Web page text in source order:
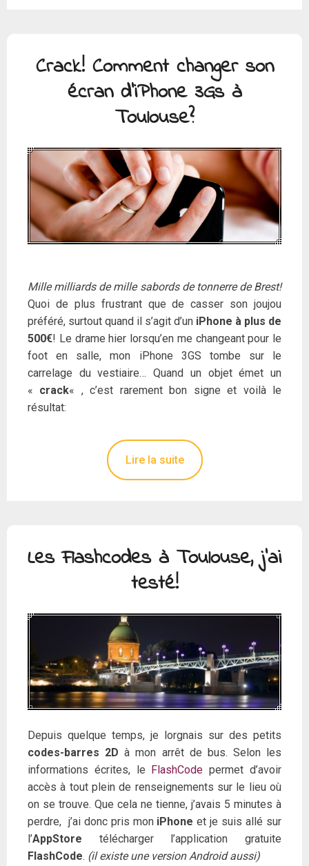
Crack! Comment changer son
écran d’iPhone 3Gs à
Toulouse?
Mille milliards de mille sabords de tonnerre de Brest!
Quoi de plus frustrant que de casser son joujou
préféré, surtout quand il s’agit d’un iPhone à plus de
500€! Le drame hier lorsqu’en me changeant pour le
foot en salle, mon iPhone 3GS tombe sur le
carrelage du vestiaire… Quand un objet émet un
« crack« , c’est rarement bon signe et voilà le
résultat:
Lire la suite
Les Flashcodes à Toulouse, j’ai
testé!
Depuis quelque temps, je lorgnais sur des petits
codes-barres 2D à mon arrêt de bus. Selon les
informations écrites, le FlashCode permet d’avoir
accès à tout plein de renseignements sur le lieu où
on se trouve. Que cela ne tienne, j’avais 5 minutes à
perdre, j’ai donc pris mon iPhoneet je suis allé sur
l’AppStore télécharger l’application gratuite
FlashCode. (il existe une version Android aussi)